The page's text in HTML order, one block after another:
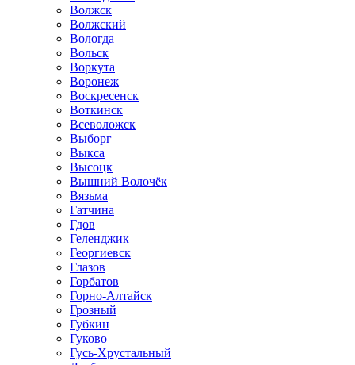
Волжск
Волжский
Вологда
Вольск
Воркута
Воронеж
Воскресенск
Воткинск
Всеволожск
Выборг
Выкса
Высоцк
Вышний Волочёк
Вязьма
Гатчина
Гдов
Геленджик
Георгиевск
Глазов
Горбатов
Горно-Алтайск
Грозный
Губкин
Гуково
Гусь-Хрустальный